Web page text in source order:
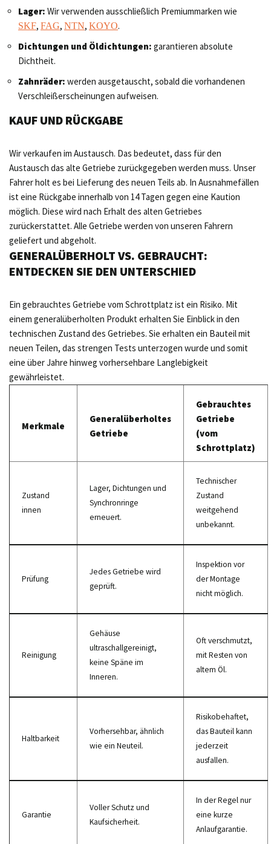
Lager: Wir verwenden ausschließlich Premiummarken wie
SKF, FAG, NTN, KOYO.
Dichtungen und Öldichtungen: garantieren absolute
Dichtheit.
Zahnräder: werden ausgetauscht, sobald die vorhandenen
Verschleißerscheinungen aufweisen.
KAUF UND RÜCKGABE
Wir verkaufen im Austausch. Das bedeutet, dass für den
Austausch das alte Getriebe zurückgegeben werden muss. Unser
Fahrer holt es bei Lieferung des neuen Teils ab. In Ausnahmefällen
ist eine Rückgabe innerhalb von 14 Tagen gegen eine Kaution
möglich. Diese wird nach Erhalt des alten Getriebes
zurückerstattet. Alle Getriebe werden von unseren Fahrern
geliefert und abgeholt.
GENERALÜBERHOLT VS. GEBRAUCHT:
ENTDECKEN SIE DEN UNTERSCHIED
Ein gebrauchtes Getriebe vom Schrottplatz ist ein Risiko. Mit
einem generalüberholten Produkt erhalten Sie Einblick in den
technischen Zustand des Getriebes. Sie erhalten ein Bauteil mit
neuen Teilen, das strengen Tests unterzogen wurde und somit
eine über Jahre hinweg vorhersehbare Langlebigkeit
gewährleistet.
Merkmale
Generalüberholtes
Getriebe
Gebrauchtes
Getriebe
(vom
Schrottplatz)
Zustand
innen
Lager, Dichtungen und
Synchronringe
erneuert.
Technischer
Zustand
weitgehend
unbekannt.
Prüfung
Jedes Getriebe wird
geprüft.
Inspektion vor
der Montage
nicht möglich.
Reinigung
Gehäuse
ultraschallgereinigt,
keine Späne im
Inneren.
Oft verschmutzt,
mit Resten von
altem Öl.
Haltbarkeit
Vorhersehbar, ähnlich
wie ein Neuteil.
Risikobehaftet,
das Bauteil kann
jederzeit
ausfallen.
Garantie
Voller Schutz und
Kaufsicherheit.
In der Regel nur
eine kurze
Anlaufgarantie.